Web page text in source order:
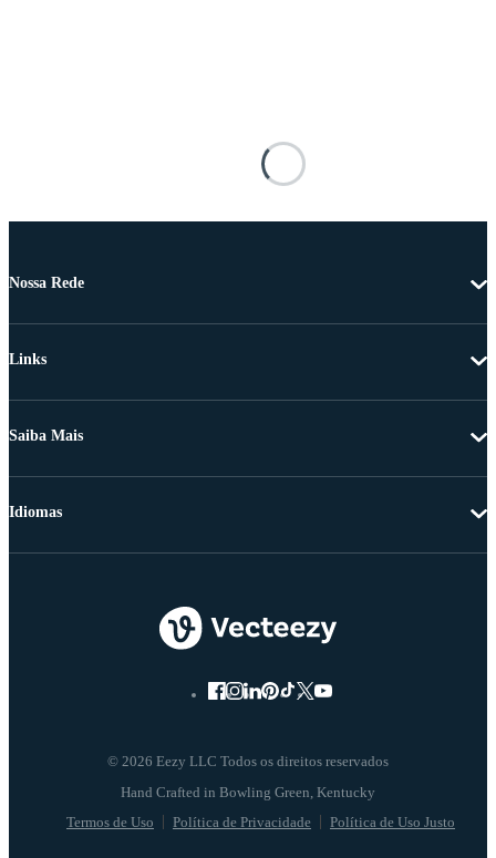
Nossa Rede
Links
Saiba Mais
© 2026 Eezy LLC Todos os direitos reservados
Termos de Uso Política de Privacidade Política de Uso Justo
Idiomas